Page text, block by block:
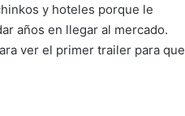
y hoteles porque le
años en llegar al mercado.
ver el primer trailer para que